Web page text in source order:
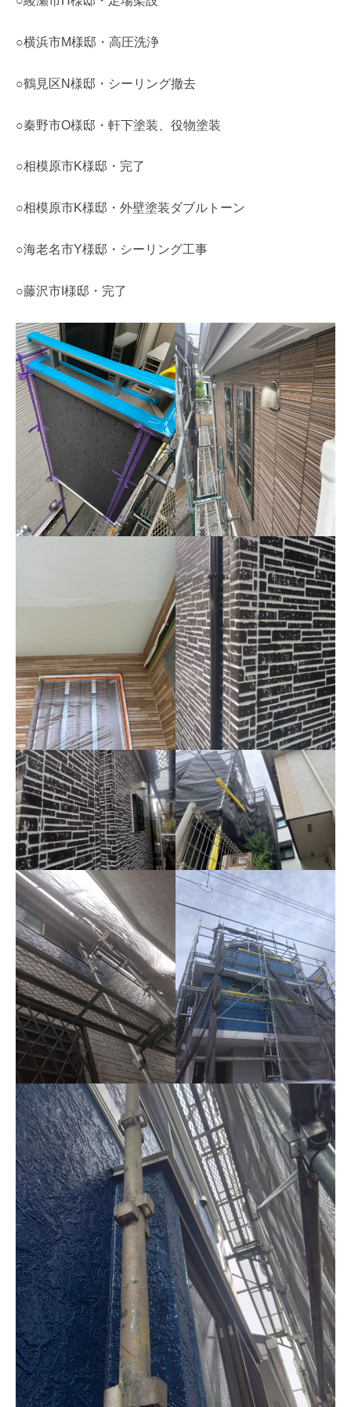
○横浜市M様邸・高圧洗浄
○鶴見区N様邸・シーリング撤去
○秦野市O様邸・軒下塗装、役物塗装
○相模原市K様邸・完了
○相模原市K様邸・外壁塗装ダブルトーン
○海老名市Y様邸・シーリング工事
○藤沢市I様邸・完了